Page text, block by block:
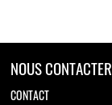
NOUS CONTACTER
CONTACT